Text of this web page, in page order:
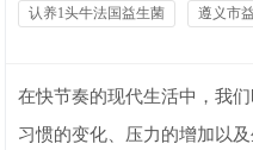
认养1头牛法国益生菌
遵义市
在快节奏的现代生活中，我
习惯的变化、压力的增加以